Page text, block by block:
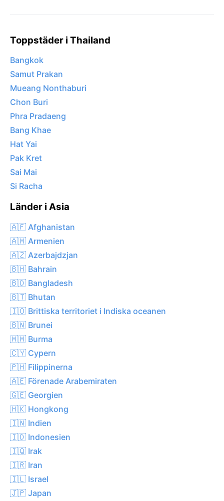
Toppstäder i Thailand
Bangkok
Samut Prakan
Mueang Nonthaburi
Chon Buri
Phra Pradaeng
Bang Khae
Hat Yai
Pak Kret
Sai Mai
Si Racha
Länder i Asia
🇦🇫 Afghanistan
🇦🇲 Armenien
🇦🇿 Azerbajdzjan
🇧🇭 Bahrain
🇧🇩 Bangladesh
🇧🇹 Bhutan
🇮🇴 Brittiska territoriet i Indiska oceanen
🇧🇳 Brunei
🇲🇲 Burma
🇨🇾 Cypern
🇵🇭 Filippinerna
🇦🇪 Förenade Arabemiraten
🇬🇪 Georgien
🇭🇰 Hongkong
🇮🇳 Indien
🇮🇩 Indonesien
🇮🇶 Irak
🇮🇷 Iran
🇮🇱 Israel
🇯🇵 Japan